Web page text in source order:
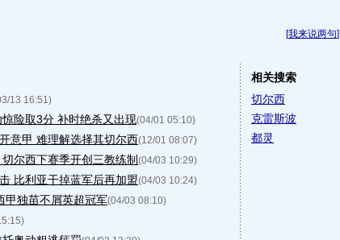
[我来说两句]
13 16:51)
险取3分 补时绝杀又出现(04/01 05:10)
意甲 难理解选择其切尔西(12/01 08:07)
尔西下赛季开创三教练制 (04/03 10:29)
比利亚干掉蓝军后再加盟(04/03 10:24)
甲独苗不屑英超冠军(04/03 08:10)
相关搜索
切尔西
克雷斯波
都灵